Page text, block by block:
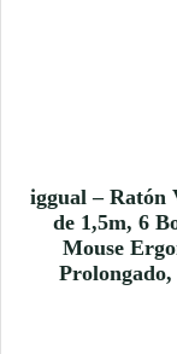
iggual – Ratón
de 1,5m, 6
Mouse